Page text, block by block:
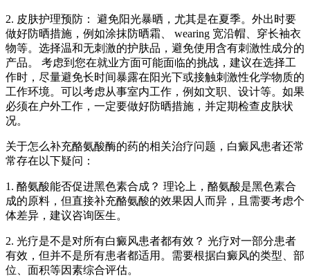
2. 皮肤护理预防： 避免阳光暴晒，尤其是在夏季。外出时要
做好防晒措施，例如涂抹防晒霜、 wearing 宽沿帽、穿长袖衣
物等。选择温和无刺激的护肤品，避免使用含有刺激性成分的
产品。 考虑到您在就业方面可能面临的挑战，建议在选择工
作时，尽量避免长时间暴露在阳光下或接触刺激性化学物质的
工作环境。可以考虑从事室内工作，例如文职、设计等。如果
必须在户外工作，一定要做好防晒措施，并定期检查皮肤状
况。
关于怎么补充酪氨酸酶的药的相关治疗问题，白癜风患者还常
常存在以下疑问：
1. 酪氨酸能否促进黑色素合成？ 理论上，酪氨酸是黑色素合
成的原料，但直接补充酪氨酸的效果因人而异，且需要考虑个
体差异，建议咨询医生。
2. 光疗是不是对所有白癜风患者都有效？ 光疗对一部分患者
有效，但并不是所有患者都适用。需要根据白癜风的类型、部
位、面积等因素综合评估。